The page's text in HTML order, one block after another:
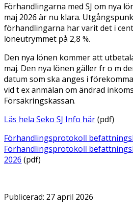
Förhandlingarna med SJ om nya
maj 2026 är nu klara.
förhandlingarna har varit det i
löneutrymmet på 2,8 %.
Den nya lönen kommer att
maj. Den nya lönen gäller fr o m
datum som ska anges i
vid t ex anmälan om ändrad
Försäkringskassan.
Läs hela Seko SJ Info här(pdf)
Förhandlingsprotokoll
Förhandlingsprotokoll
2026 (pdf)
Publicerad: 27 april 2026